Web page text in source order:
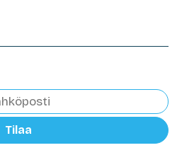
Tilaa